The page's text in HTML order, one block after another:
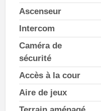
Ascenseur
Intercom
Caméra de
sécurité
Accès à la cour
Aire de jeux